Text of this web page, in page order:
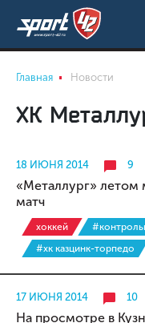
Главная Новости
ХК
18 ИЮНЯ 2014 9
«Металлург»
матч
хоккей
#хк казцинк-торпедо
17 ИЮНЯ 2014 10
На просмотре в